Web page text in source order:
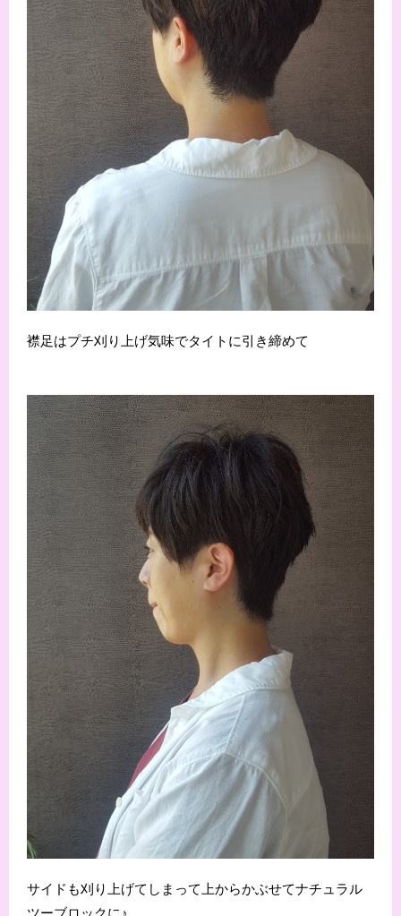
襟足はプチ刈り上げ気味でタイトに引き締めて
サイドも刈り上げてしまって上からかぶせてナチュラル
ツーブロックに♪